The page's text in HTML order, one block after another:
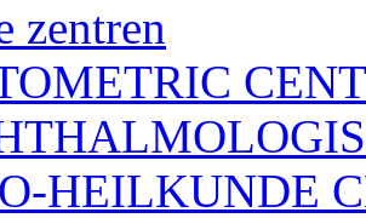
zentren
HEILKUNDE